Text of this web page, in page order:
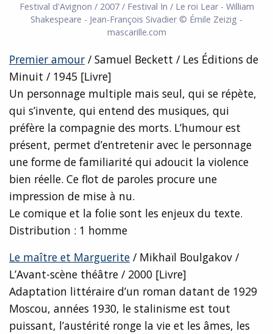
Festival d'Avignon / 2007 / Festival In / Le roi Lear - William
Shakespeare - Jean-François Sivadier © Émile Zeizig -
mascarille.com
Premier amour / Samuel Beckett / Les Éditions de
Minuit / 1945 [Livre]
Un personnage multiple mais seul, qui se répète,
qui s’invente, qui entend des musiques, qui
préfère la compagnie des morts. L’humour est
présent, permet d’entretenir avec le personnage
une forme de familiarité qui adoucit la violence
bien réelle. Ce flot de paroles procure une
impression de mise à nu.
Le comique et la folie sont les enjeux du texte.
Distribution : 1 homme
Le maître et Marguerite / Mikhaïl Boulgakov /
L’Avant-scène théâtre / 2000 [Livre]
Adaptation littéraire d’un roman datant de 1929
Moscou, années 1930, le stalinisme est tout
puissant, l’austérité ronge la vie et les âmes, les